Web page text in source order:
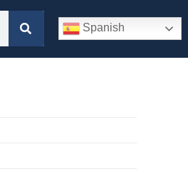
Spanish